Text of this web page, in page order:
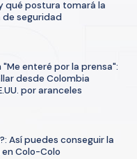
qué postura tomará la
seguridad
"Me enteré por la prensa":
desde Colombia
por aranceles
Así puedes conseguir la
Colo-Colo